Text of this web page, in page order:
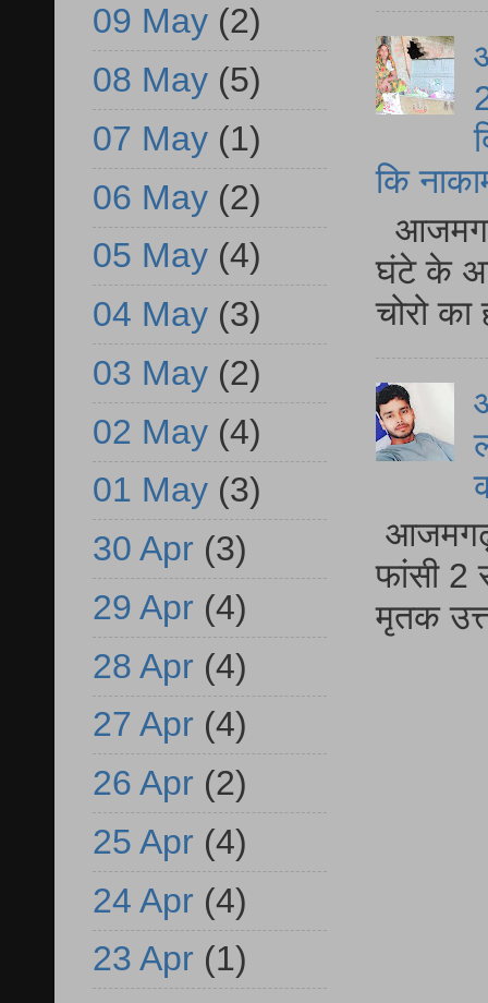
कि
घंटे के
चोरो
आजमगढ़
फांसी 2
मृतक
09 May (2)
08 May (5)
07 May (1)
06 May (2)
05 May (4)
04 May (3)
03 May (2)
02 May (4)
01 May (3)
30 Apr (3)
29 Apr (4)
28 Apr (4)
27 Apr (4)
26 Apr (2)
25 Apr (4)
24 Apr (4)
23 Apr (1)